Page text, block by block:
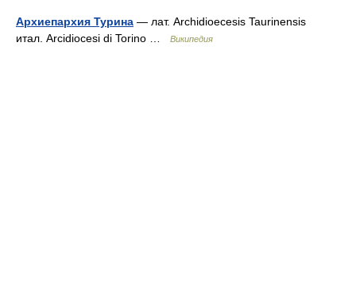
Архиепархия Турина — лат. Archidioecesis Taurinensis
итал. Arcidiocesi di Torino …
Википедия